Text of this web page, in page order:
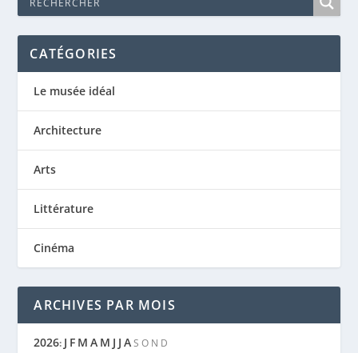
CATÉGORIES
Le musée idéal
Architecture
Arts
Littérature
Cinéma
ARCHIVES PAR MOIS
2026: J F M A M J J A S O N D